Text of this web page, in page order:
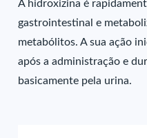
A hidroxizina é
gastrointestinal e
metabólitos. A sua ação
após a administração e
basicamente pela urina.